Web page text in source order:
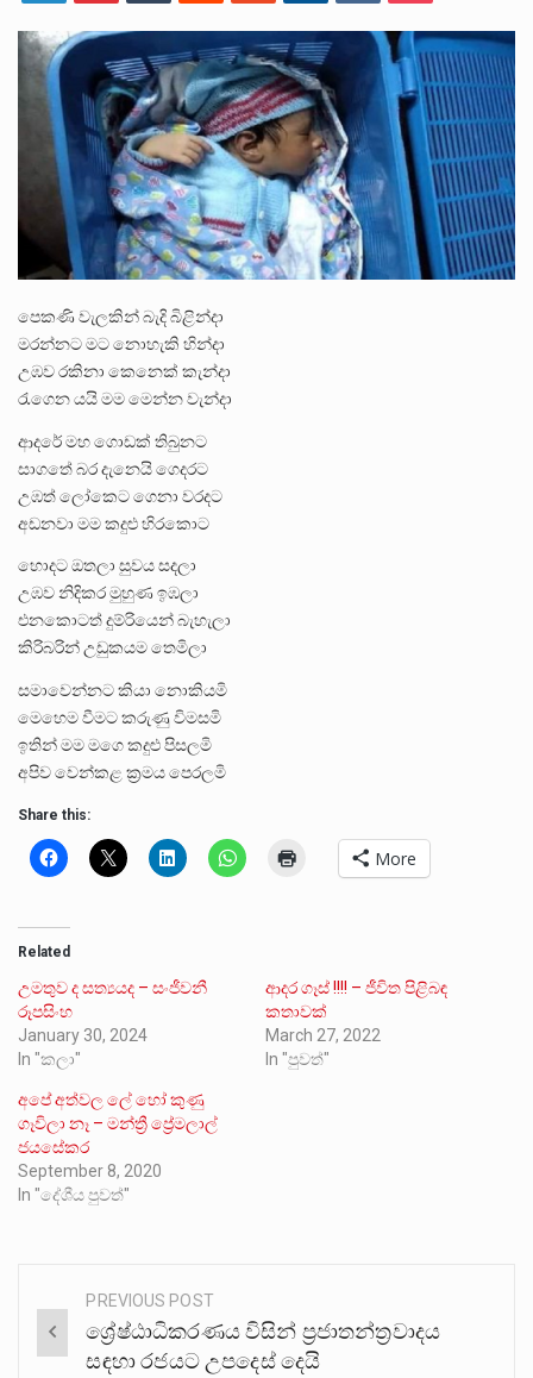
පසුගිය මැයි මස 31 දිනෙන් අවසන් වූ වසර තුළ ලොව පුරා විවිධ තනතුරු නාම වලින්…
මේ, දන්නා හඳුනන ලියන්නකුගේ නන්නාඳුනන අඩවියක සැරිසරා ලද ආස්වාදනීය මොහොතක සිංහාවලෝකනයකි .කෙටි කවියක දිගු බර…
වත්මන් ආණ්ඩුවේ ප්‍රධාන පාර්ශවකරුවා වන ජනතා විමුක්ති පෙරමුණේ කාලයක පටන් තිබුණු ප්‍රධාන සටන් පාඨයක් වූවේ…
පෙකණි වැලකින් බැදි බිළින්දා
මරන්නට මට නොහැකි හින්දා
උඹව රකිනා කෙනෙක් කැන්දා
රැගෙන යයි මම මෙන්න වැන්දා
ආදරේ මහ ගොඩක් තිබුනට
සාගතේ බර දැනෙයි ගෙදරට
උඹත් ලෝකෙට ගෙනා වරදට
අඩනවා මම කදුළු හිරකොට
හොදට ඔතලා සුවය සදලා
උඹව නිදිකර මුහුණ ඉඹලා
එනකොටත් දුම්රියෙන් බැහැලා
කිරිබරින් උඩුකයම තෙමිලා
සමාවෙන්නට කියා නොකියමි
මෙහෙම වීමට කරුණු විමසමි
ඉතින් මම මගෙ කදුළු පිසලමි
අපිව වෙන්කළ ක්‍රමය පෙරලමි
Share this:
More
Related
උමතුව ද සත්‍යයද – සංජීවනී
රූපසිංහ
January 30, 2024
In "කලා"
ආදර ගෑස් !!!! – ජීවිත පිළිබඳ
කතාවක්
March 27, 2022
In "පුවත්"
අපේ අත්වල ලේ හෝ කුණු
ගෑවිලා නෑ – මන්ත්‍රී ප්‍රේමලාල්
ජයසේකර
September 8, 2020
In "දේශීය පුවත්"
Post
navigation
PREVIOUS POST
ශ්‍රේෂ්ඨාධිකරණය විසින් ප්‍රජාතන්ත්‍රවාදය
සඳහා රජයට උපදෙස් දෙයි